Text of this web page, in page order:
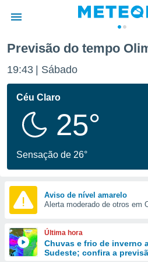
da
fornecidas
a este
das
e
forma
digital
Previsão do tempo
19:43 Sábado
Céu Claro
25°
Sensação de 26°
Aviso de nível amarelo
Alerta moderado de otros em
Última hora
Chuvas e frio de inverno
Sudeste; confira a